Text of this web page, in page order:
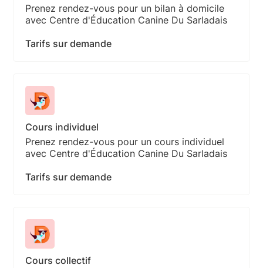
Prenez rendez-vous pour un bilan à domicile
avec Centre d'Éducation Canine Du Sarladais
Tarifs sur demande
Cours individuel
Prenez rendez-vous pour un cours individuel
avec Centre d'Éducation Canine Du Sarladais
Tarifs sur demande
Cours collectif